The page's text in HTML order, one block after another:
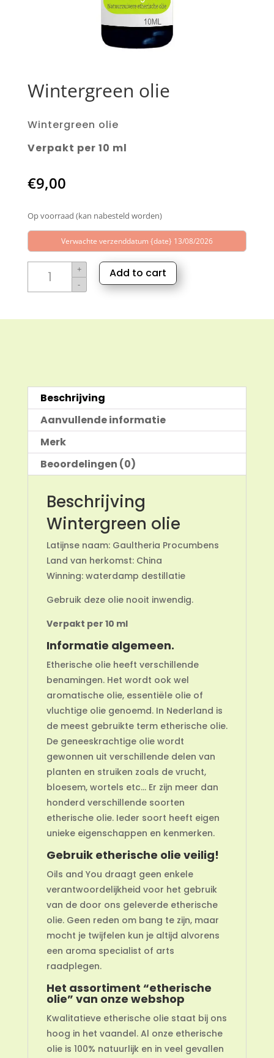
Wintergreen olie
Wintergreen olie
Verpakt per 10 ml
€9,00
Op voorraad (kan nabesteld worden)
Verwachte verzenddatum {date} 13/08/2026
Wintergreen
aantal
+
-
Add to cart
Beschrijving
Aanvullende informatie
Merk
Beoordelingen (0)
Beschrijving
Wintergreen olie
Latijnse naam: Gaultheria Procumbens
Land van herkomst: China
Winning: waterdamp destillatie
Gebruik deze olie nooit inwendig.
Verpakt per 10 ml
Informatie algemeen.
Etherische olie heeft verschillende
benamingen. Het wordt ook wel
aromatische olie, essentiële olie of
vluchtige olie genoemd. In Nederland is
de meest gebruikte term etherische olie.
De geneeskrachtige olie wordt
gewonnen uit verschillende delen van
planten en struiken zoals de vrucht,
bloesem, wortels etc… Er zijn meer dan
honderd verschillende soorten
etherische olie. Ieder soort heeft eigen
unieke eigenschappen en kenmerken.
Gebruik etherische olie veilig!
Oils and You draagt geen enkele
verantwoordelijkheid voor het gebruik
van de door ons geleverde etherische
olie. Geen reden om bang te zijn, maar
mocht je twijfelen kun je altijd alvorens
een aroma specialist of arts
raadplegen.
Het assortiment “etherische
olie” van onze webshop
Kwalitatieve etherische olie staat bij ons
hoog in het vaandel. Al onze etherische
olie is 100% natuurlijk en in veel gevallen